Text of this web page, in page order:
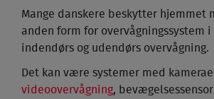
Mange danskere beskytter hjemmet
anden form for overvågningssystem
indendørs og udendørs overvågning.
Det kan være systemer med
videoovervågning,